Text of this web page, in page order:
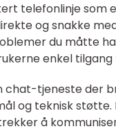
telefonlinje som
og snakke
du måtte
enkel
chat-tjeneste der
og teknisk
å